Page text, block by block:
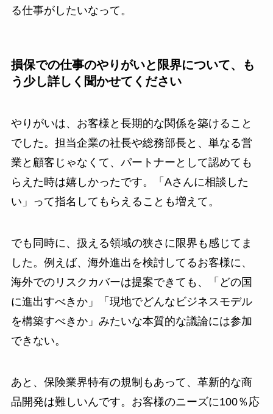
る仕事がしたいなって。
損保での仕事のやりがいと限界について、も
う少し詳しく聞かせてください
やりがいは、お客様と長期的な関係を築けること
でした。担当企業の社長や総務部長と、単なる営
業と顧客じゃなくて、パートナーとして認めても
らえた時は嬉しかったです。「Aさんに相談した
い」って指名してもらえることも増えて。
でも同時に、扱える領域の狭さに限界も感じてま
した。例えば、海外進出を検討してるお客様に、
海外でのリスクカバーは提案できても、「どの国
に進出すべきか」「現地でどんなビジネスモデル
を構築すべきか」みたいな本質的な議論には参加
できない。
あと、保険業界特有の規制もあって、革新的な商
品開発は難しいんです。お客様のニーズに100％応